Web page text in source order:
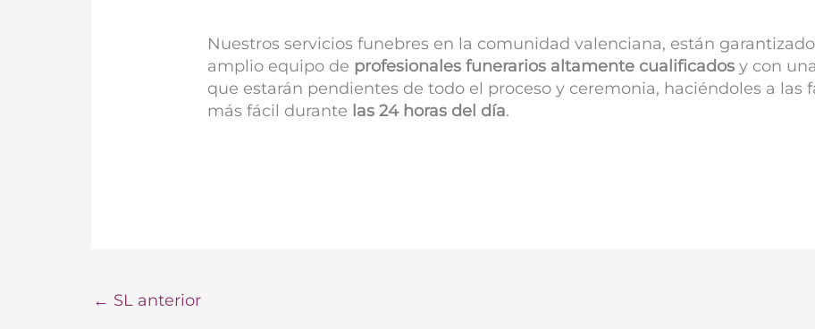
Nuestros servicios funebres en la comunidad valenciana, están
amplio equipo de profesionales funerarios altamente cualificados y con
que estarán pendientes de todo el proceso y ceremonia, haciéndoles a las
más fácil durante las 24 horas del día.
← SL anterior